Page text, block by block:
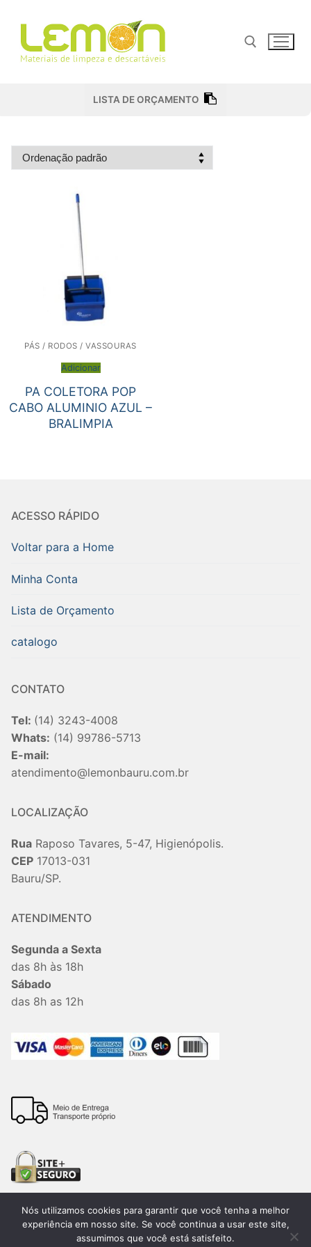
para
conteúdo
Pesquisar por:
LISTA DE ORÇAMENTO
PÁS / RODOS / VASSOURAS
Adicionar
PA COLETORA POP
CABO ALUMINIO AZUL –
BRALIMPIA
ACESSO RÁPIDO
Voltar para a Home
Minha Conta
Lista de Orçamento
catalogo
CONTATO
Tel: (14) 3243-4008
Whats: (14) 99786-5713
E-mail:
atendimento@lemonbauru.com.br
LOCALIZAÇÃO
Rua Raposo Tavares, 5-47, Higienópolis.
CEP 17013-031
Bauru/SP.
ATENDIMENTO
Segunda a Sexta
das 8h às 18h
Sábado
das 8h as 12h
Todos os direitos reservados. 2026®. Lemon Bauru –
Nós utilizamos cookies para garantir que você tenha a melhor
experiência em nosso site. Se você continua a usar este site,
assumimos que você está satisfeito.